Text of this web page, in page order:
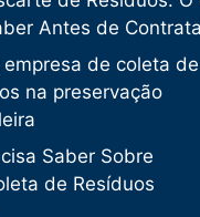
Antes de
de coleta de
na preservação
Saber Sobre
de Resíduos